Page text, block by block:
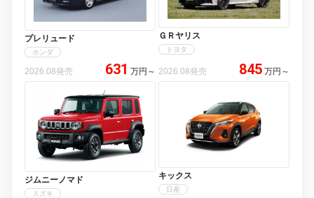
プレリュード
ホンダ
2026.08発売 631 万円 ～
ＧＲヤリス
トヨタ
2026.08発売 845 万円 ～
ジムニーノマド
スズキ
キックス
日産